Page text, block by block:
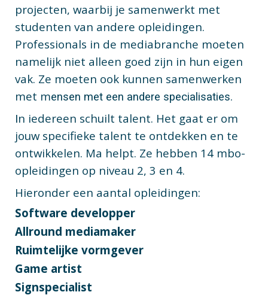
projecten, waarbij je samenwerkt met
studenten van andere opleidingen.
Professionals in de mediabranche moeten
namelijk niet alleen goed zijn in hun eigen
vak. Ze moeten ook kunnen samenwerken
met mensen met een andere specialisaties.
In iedereen schuilt talent. Het gaat er om
jouw specifieke talent te ontdekken en te
ontwikkelen. Ma helpt. Ze hebben 14 mbo-
opleidingen op niveau 2, 3 en 4.
Hieronder een aantal opleidingen:
Software developper
Allround mediamaker
Ruimtelijke vormgever
Game artist
Signspecialist